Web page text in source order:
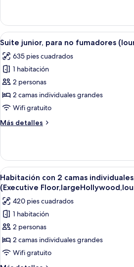
no
fumadores
([Executive
Floor]
Hollywood,lounge)
con
camas
individuales,
para
no
([Executive
Floor]
Hollywood,lounge)
Abrir
todas
las
fotos
de
Suite
junior,
no
access)
Una
7
Suite junior, para no fumadores
635 pies cuadrados
1 habitación
2 personas
2 camas individuales grandes
Wifi gratuito
Más detalles
Más
junior,
para
no
fumadores
(lounge
access)
Abrir
todas
las
fotos
de
Habitación
con
2
camas
Una
5
Habitación con 2 camas
(Executive
420 pies cuadrados
1 habitación
2 personas
2 camas individuales grandes
Wifi gratuito